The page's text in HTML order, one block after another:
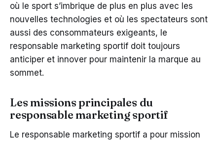
où le sport s’imbrique de plus en plus avec les
nouvelles technologies et où les spectateurs sont
aussi des consommateurs exigeants, le
responsable marketing sportif doit toujours
anticiper et innover pour maintenir la marque au
sommet.
Les missions principales du
responsable marketing sportif
Le responsable marketing sportif a pour mission